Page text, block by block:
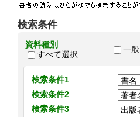
検索条件
資料種別
すべて選択
一般
検索条件1
検索条件2
検索条件3